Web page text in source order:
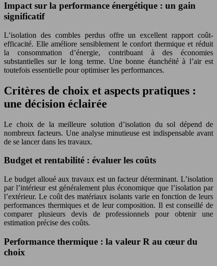
Impact sur la performance énergétique : un gain
significatif
L’isolation des combles perdus offre un excellent rapport coût-
efficacité. Elle améliore sensiblement le confort thermique et réduit
la consommation d’énergie, contribuant à des économies
substantielles sur le long terme. Une bonne étanchéité à l’air est
toutefois essentielle pour optimiser les performances.
Critères de choix et aspects pratiques :
une décision éclairée
Le choix de la meilleure solution d’isolation du sol dépend de
nombreux facteurs. Une analyse minutieuse est indispensable avant
de se lancer dans les travaux.
Budget et rentabilité : évaluer les coûts
Le budget alloué aux travaux est un facteur déterminant. L’isolation
par l’intérieur est généralement plus économique que l’isolation par
l’extérieur. Le coût des matériaux isolants varie en fonction de leurs
performances thermiques et de leur composition. Il est conseillé de
comparer plusieurs devis de professionnels pour obtenir une
estimation précise des coûts.
Performance thermique : la valeur R au cœur du
choix